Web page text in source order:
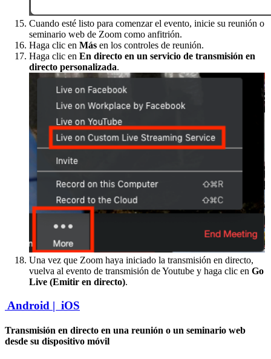
Cuando esté listo para comenzar el evento, inicie su reunión o
seminario web de Zoom como anfitrión.
Haga clic en Más en los controles de reunión.
Haga clic en En directo en un servicio de transmisión en
directo personalizada.
Una vez que Zoom haya iniciado la transmisión en directo,
vuelva al evento de transmisión de Youtube y haga clic en Go
Live (Emitir en directo).
Android | iOS
Transmisión en directo en una reunión o un seminario web
desde su dispositivo móvil